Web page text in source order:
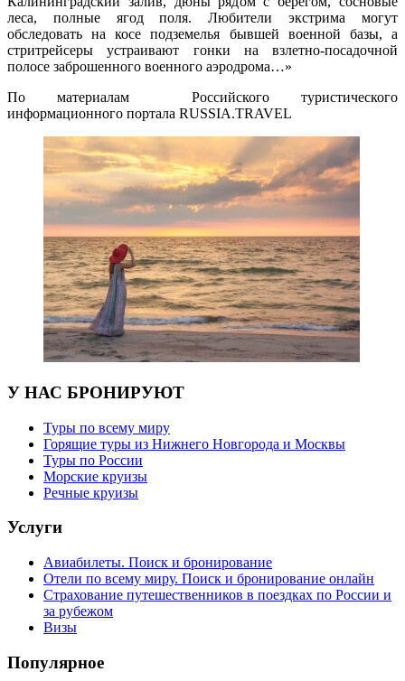
леса, полные ягод поля. Любители экстрима могут
обследовать на косе подземелья бывшей военной базы, а
стритрейсеры устраивают гонки на взлетно-посадочной
полосе заброшенного военного аэродрома…»
По материалам Российского туристического
информационного портала RUSSIA.TRAVEL
У НАС БРОНИРУЮТ
Туры по всему миру
Горящие туры из Нижнего Новгорода и Москвы
Туры по России
Морские круизы
Речные круизы
Услуги
Авиабилеты. Поиск и бронирование
Отели по всему миру. Поиск и бронирование онлайн
Страхование путешественников в поездках по России и
за рубежом
Визы
Популярное